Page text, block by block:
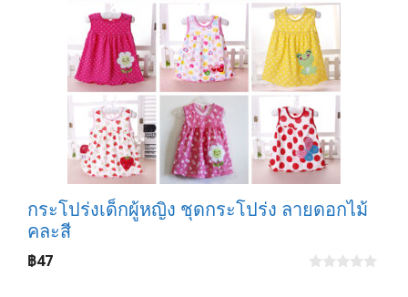
กระโปร่งเด็กผู้หญิง ชุดกระโปร่ง ลายดอกไม้
คละสี
฿47